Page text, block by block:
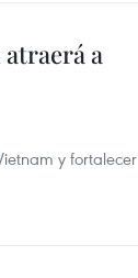
a
y fortalecer